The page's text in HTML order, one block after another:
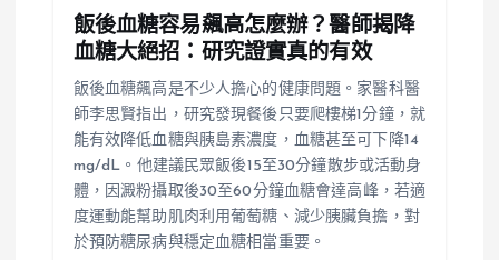
飯後血糖容易飆高怎麼辦？醫師揭降
血糖大絕招：研究證實真的有效
飯後血糖飆高是不少人擔心的健康問題。家醫科醫
師李思賢指出，研究發現餐後只要爬樓梯1分鐘，就
能有效降低血糖與胰島素濃度，血糖甚至可下降14
mg/dL。他建議民眾飯後15至30分鐘散步或活動身
體，因澱粉攝取後30至60分鐘血糖會達高峰，若適
度運動能幫助肌肉利用葡萄糖、減少胰臟負擔，對
於預防糖尿病與穩定血糖相當重要。